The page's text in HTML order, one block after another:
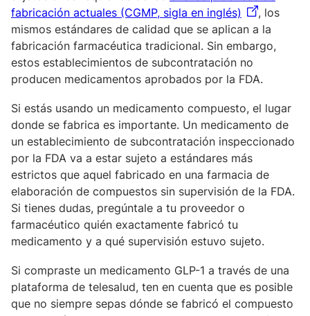
fabricación actuales (CGMP, sigla en inglés)
, los
mismos estándares de calidad que se aplican a la
fabricación farmacéutica tradicional. Sin embargo,
estos establecimientos de subcontratación no
producen medicamentos aprobados por la FDA.
Si estás usando un medicamento compuesto, el lugar
donde se fabrica es importante. Un medicamento de
un establecimiento de subcontratación inspeccionado
por la FDA va a estar sujeto a estándares más
estrictos que aquel fabricado en una farmacia de
elaboración de compuestos sin supervisión de la FDA.
Si tienes dudas, pregúntale a tu proveedor o
farmacéutico quién exactamente fabricó tu
medicamento y a qué supervisión estuvo sujeto.
Si compraste un medicamento GLP-1 a través de una
plataforma de telesalud, ten en cuenta que es posible
que no siempre sepas dónde se fabricó el compuesto